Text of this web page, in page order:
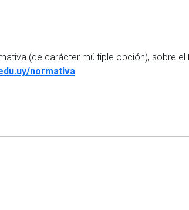
(de carácter múltiple opción), sobre el
normativa